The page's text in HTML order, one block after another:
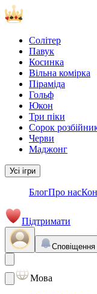
Солітер
Павук
Косинка
Вільна комірка
Піраміда
Гольф
Юкон
Три піки
Сорок
Черви
Маджонг
Усі ігри
БлогПро нас
Підтримати
Сповіщення
Мова